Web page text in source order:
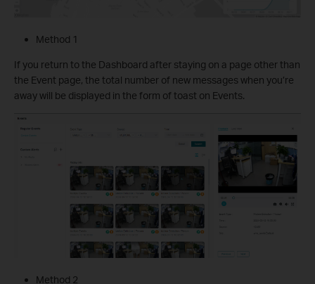
Method 1
If you return to the Dashboard after staying on a page other than
the Event page, the total number of new messages when you’re
away will be displayed in the form of toast on Events.
Method 2